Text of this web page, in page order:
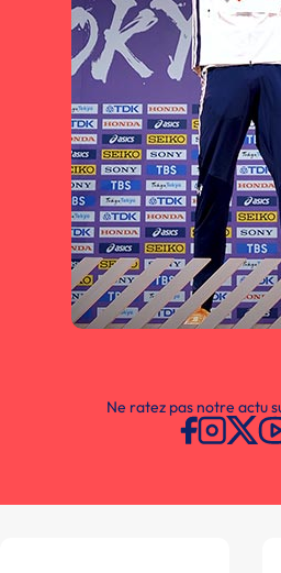
Ne ratez pas notre actu